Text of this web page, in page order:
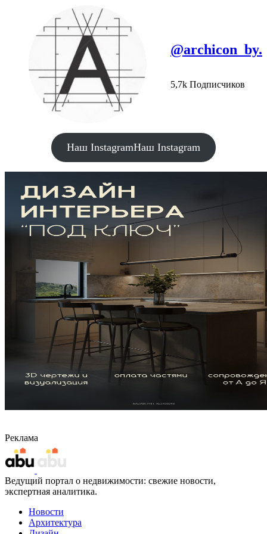
@archicon_by.
5,7k Подписчиков
Наш InstagramНаш Instagram
Реклама
Ведущий портал о недвижимости: свежие новости,
экспертная аналитика.
Новости
Архитектура